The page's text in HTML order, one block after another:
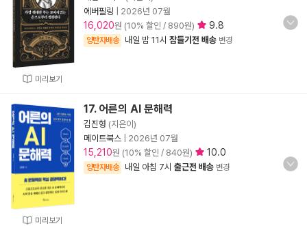
미리보기
에버필링
2026년 07월
16,020원 (10% 할인 / 890원) 9.8
양탄자배송 내일 밤 11시 잠들기전 배송 변경
미리보기
17. 어른의 AI 문해력
김진형 (지은이)
메이트북스
2026년 07월
15,210원 (10% 할인 / 840원) 10.0
양탄자배송 내일 아침 7시 출근전 배송 변경